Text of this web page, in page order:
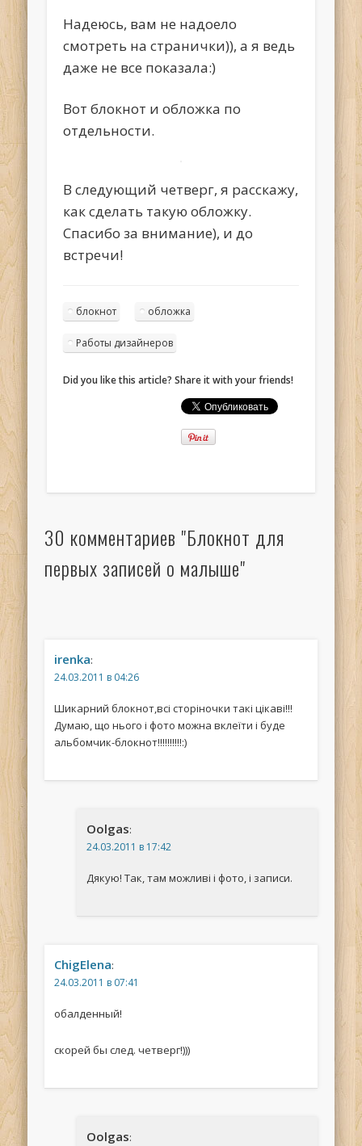
Надеюсь, вам не надоело
смотреть на странички)), а я ведь
даже не все показала:)
Вот блокнот и обложка по
отдельности.
В следующий четверг, я расскажу,
как сделать такую обложку.
Спасибо за внимание), и до
встречи!
блокнот обложка
Работы дизайнеров
Did you like this article? Share it with your friends!
30 комментариев "Блокнот для
первых записей о малыше"
irenka:
24.03.2011 в 04:26
Шикарний блокнот,всі сторіночки такі цікаві!!!
Думаю, що нього і фото можна вклеїти і буде
альбомчик-блокнот!!!!!!!!!!:)
Oolgas:
24.03.2011 в 17:42
Дякую! Так, там можливі і фото, і записи.
ChigElena:
24.03.2011 в 07:41
обалденный!
скорей бы след. четверг!)))
Oolgas: